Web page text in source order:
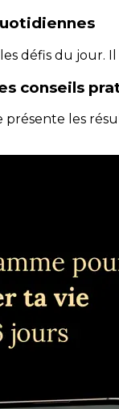
défis du jour.
conseils
présente les